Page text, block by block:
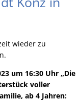
wieder zu
um 16:30 Uhr „Die
voller
ab 4 Jahren: